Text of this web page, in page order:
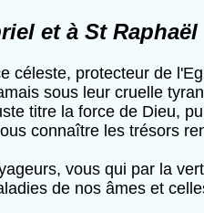
et à St Raphaël
céleste, protecteur de
sous leur cruelle
titre la force de Dieu,
connaître les trésors
vous qui par la
de nos âmes et